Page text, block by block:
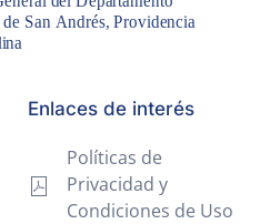
Enlaces de interés
Políticas de
Privacidad y
Condiciones de Uso